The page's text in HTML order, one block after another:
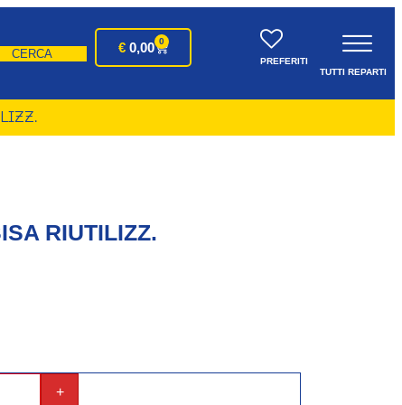
CERCA € 0,00 0
PREFERITI
TUTTI REPARTI
RIUTILIZZ.
+